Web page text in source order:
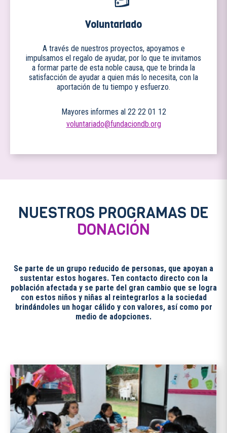
Voluntariado
A través de nuestros proyectos, apoyamos e
impulsamos el regalo de ayudar, por lo que te invitamos
a formar parte de esta noble causa, que te brinda la
satisfacción de ayudar a quien más lo necesita, con la
aportación de tu tiempo y esfuerzo.
Mayores informes al 22 22 01 12
voluntariado@fundaciondb.org
NUESTROS PROGRAMAS DE
DONACIÓN
Se parte de un grupo reducido de personas, que apoyan a
sustentar estos hogares. Ten contacto directo con la
población afectada y se parte del gran cambio que se logra
con estos niños y niñas al reintegrarlos a la sociedad
brindándoles un hogar cálido y con valores, así como por
medio de adopciones.